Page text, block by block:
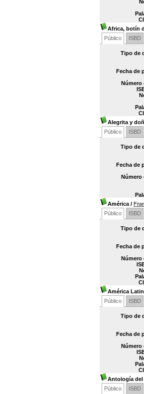
Africa, botín
Público
ISBD
Tipo de
Fecha de
Número
Alegrita y
Público
ISBD
Tipo de
Fecha de
Número
América /
Público
ISBD
Tipo de
Fecha de
Número
América
Público
ISBD
Tipo de
Fecha de
Número
Antología
Público
ISBD